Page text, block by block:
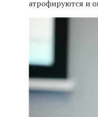
атрофируются и